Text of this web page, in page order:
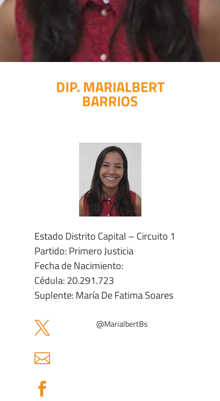
DIP. MARIALBERT
BARRIOS
Estado Distrito Capital – Circuito 1
Partido: Primero Justicia
Fecha de Nacimiento:
Cédula: 20.291.723
Suplente: María De Fatima Soares
 @MarialbertBs

